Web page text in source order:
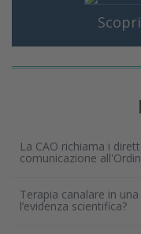
La CAO richiama i
comunicazione
Terapia canalare in
l’evidenza scientifica?